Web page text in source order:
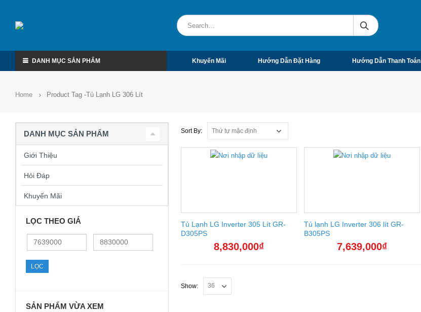
DANH MỤC SẢN PHẨM Khuyến Mãi Hướng Dẫn Đặt Hàng Hướng Dẫn Thanh Toán
Home Product Tag - Tủ Lạnh LG 306 Lít
Sort By:
Tủ Lạnh LG Inverter 305 Lít GR-
D305PS
8,830,000₫
Tủ lạnh LG Inverter 306 lít GR-
B305PS
7,639,000₫
Show:
DANH MỤC SẢN PHẨM
Giới Thiệu
Hỏi Đáp
Khuyến Mãi
LỌC THEO GIÁ
thấp
nhất
cao
LỌC
SẢN PHẨM VỪA XEM